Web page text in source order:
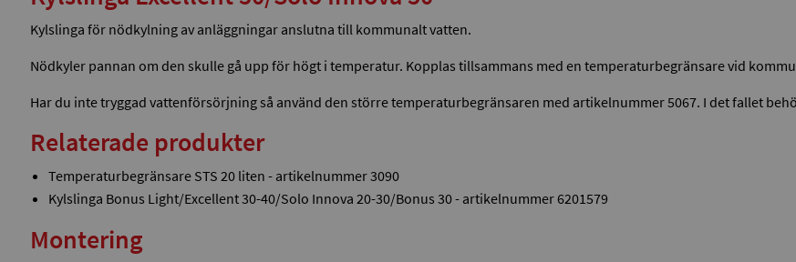
Kylslinga för nödkylning av anläggningar anslutna till kommunalt vatten.
Nödkyler pannan om den skulle gå upp för högt i temperatur. Kopplas tillsammans med en temperaturbegränsare vid
Har du inte tryggad vattenförsörjning så använd den större temperaturbegränsaren med artikelnummer 5067. I det fallet
Relaterade produkter
Temperaturbegränsare STS 20 liten - artikelnummer 3090
Kylslinga Bonus Light/Excellent 30-40/Solo Innova 20-30/Bonus 30 - artikelnummer 6201579
Montering